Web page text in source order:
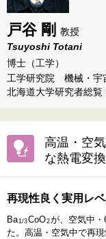
戸谷 剛
教授
Tsuyoshi Totani
博士（工学）
工学研究院 機械・宇
北海道⼤学研究者総覧
高温・空
な熱電変
再現性良く実用レ
Ba1/3CoO2が、空気中
た。高温・空気中で再